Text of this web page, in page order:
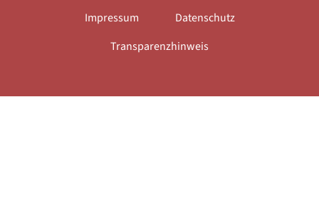
Impressum
Datenschutz
Transparenzhinweis